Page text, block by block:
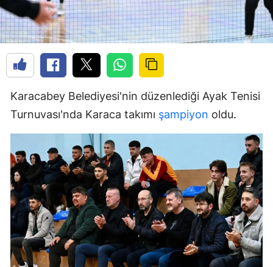
Karacabey Belediyesi'nin düzenlediği Ayak Tenisi
Turnuvası'nda Karaca takımı şampiyon oldu.